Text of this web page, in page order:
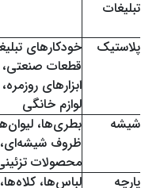
تبلیغات
پلاستیک
خودکارهای
قطعات صنعتی،
ابزارهای روزمره،
لوازم خانگی
شیشه
بطری‌ها،
ظروف شیشه‌ای،
محصولات
پارچه
لباس‌ها، کلاه‌ها،